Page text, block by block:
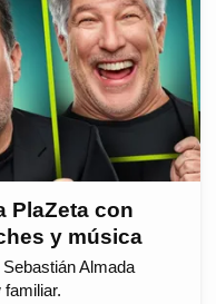
PlaZeta con
y música
Almada